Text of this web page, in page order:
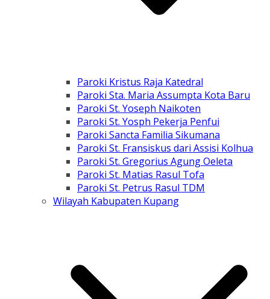
Paroki Kristus Raja Katedral
Paroki Sta. Maria Assumpta Kota Baru
Paroki St. Yoseph Naikoten
Paroki St. Yosph Pekerja Penfui
Paroki Sancta Familia Sikumana
Paroki St. Fransiskus dari Assisi Kolhua
Paroki St. Gregorius Agung Oeleta
Paroki St. Matias Rasul Tofa
Paroki St. Petrus Rasul TDM
Wilayah Kabupaten Kupang